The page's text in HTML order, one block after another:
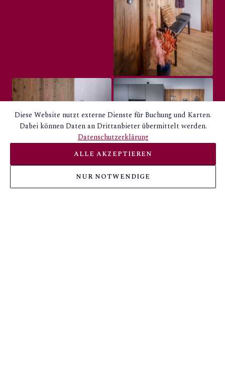
Diese Website nutzt externe Dienste für Buchung und Karten.
Dabei können Daten an Drittanbieter übermittelt werden.
Datenschutzerklärung
ALLE AKZEPTIEREN
NUR NOTWENDIGE